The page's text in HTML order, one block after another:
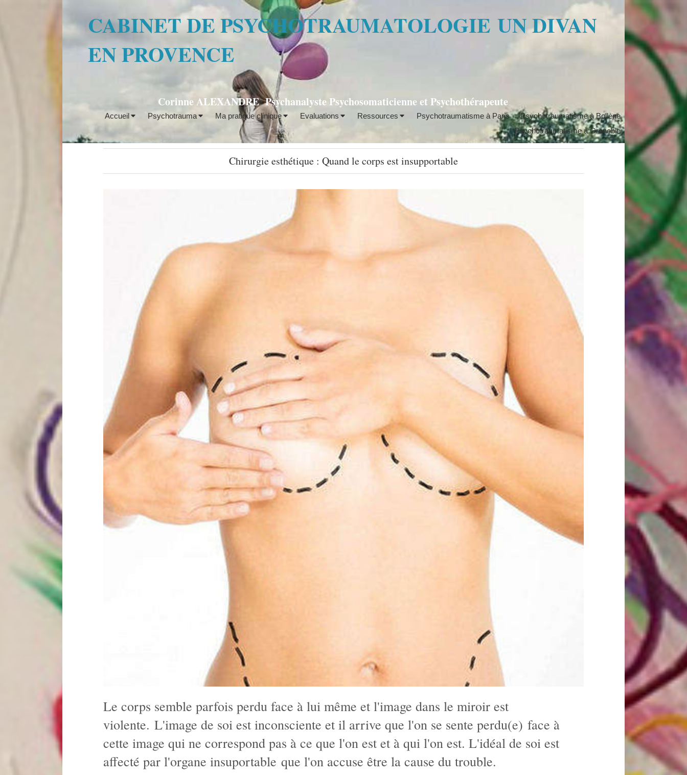
CABINET DE PSYCHOTRAUMATOLOGIE UN DIVAN
EN PROVENCE
Corinne ALEXANDRE Psychanalyste Psychosomaticienne et Psychothérapeute
Accueil Psychotrauma Ma pratique clinique Evaluations Ressources Psychotraumatisme à Paris
Psychotraumatisme à Bollène
Psychotraumatisme à Grenoble
Chirurgie esthétique : Quand le corps est insupportable
Le corps semble parfois perdu face à lui même et l'image dans le miroir est
violente. L'image de soi est inconsciente et il arrive que l'on se sente perdu(e) face à
cette image qui ne correspond pas à ce que l'on est et à qui l'on est. L'idéal de soi est
affecté par l'organe insuportable que l'on accuse être la cause du trouble.